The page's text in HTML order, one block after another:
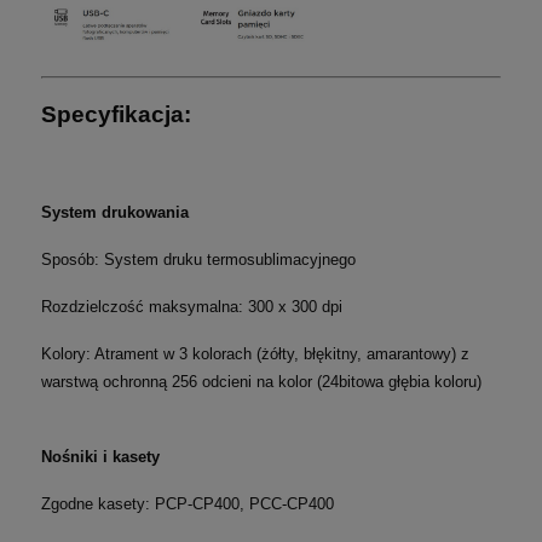
Specyfikacja:
System drukowania
Sposób: System druku termosublimacyjnego
Rozdzielczość maksymalna: 300 x 300 dpi
Kolory: Atrament w 3 kolorach (żółty, błękitny, amarantowy) z
warstwą ochronną 256 odcieni na kolor (24­bitowa głębia koloru)
Nośniki i kasety
Zgodne kasety: PCP-CP400, PCC-CP400